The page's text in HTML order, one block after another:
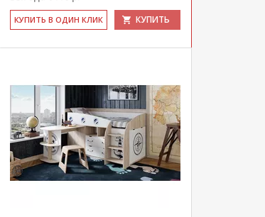
КУ­ПИТЬ В ОДИН КЛИК КУПИТЬ